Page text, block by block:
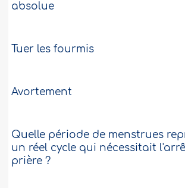
absolue
Tuer les fourmis
Avortement
Quelle période de menstrues
un réel cycle qui nécessitait
prière ?